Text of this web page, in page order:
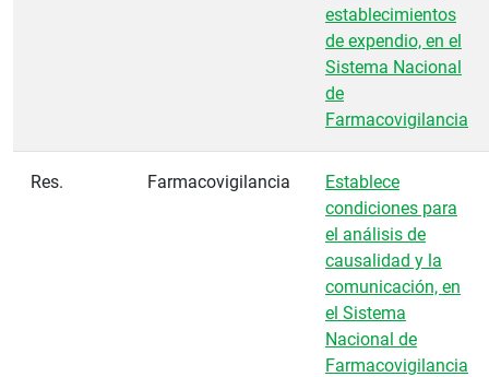
establecimientos
de expendio, en el
Sistema Nacional
de
Farmacovigilancia
Res. Farmacovigilancia
Establece
condiciones para
el análisis de
causalidad y la
comunicación, en
el Sistema
Nacional de
Farmacovigilancia